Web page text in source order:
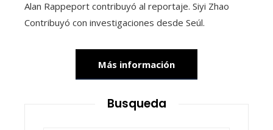
Alan Rappeport contribuyó al reportaje. Siyi Zhao
Contribuyó con investigaciones desde Seúl.
Más información
Busqueda